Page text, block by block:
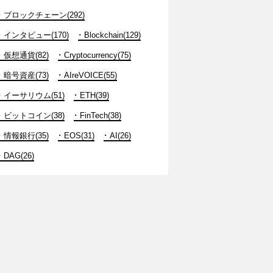
ブロックチェーン(292)
インタビュー(170) Blockchain(129)
仮想通貨(82) Cryptocurrency(75)
暗号資産(73) AIreVOICE(55)
イーサリウム(51) ETH(39)
ビットコイン(38) FinTech(38)
情報銀行(35) EOS(31) AI(26)
DAG(26)